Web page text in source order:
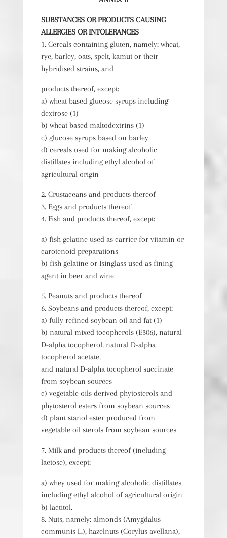
SUBSTANCES OR PRODUCTS CAUSING
ALLERGIES OR INTOLERANCES
1. Cereals containing gluten, namely: wheat,
rye, barley, oats, spelt, kamut or their
hybridised strains, and
products thereof, except:
a) wheat based glucose syrups including
dextrose (1)
b) wheat based maltodextrins (1)
c) glucose syrups based on barley
d) cereals used for making alcoholic
distillates including ethyl alcohol of
agricultural origin
2. Crustaceans and products thereof
3. Eggs and products thereof
4. Fish and products thereof, except:
a) fish gelatine used as carrier for vitamin or
carotenoid preparations
b) fish gelatine or Isinglass used as fining
agent in beer and wine
5. Peanuts and products thereof
6. Soybeans and products thereof, except:
a) fully refined soybean oil and fat (1)
b) natural mixed tocopherols (E306), natural
D-alpha tocopherol, natural D-alpha
tocopherol acetate,
and natural D-alpha tocopherol succinate
from soybean sources
c) vegetable oils derived phytosterols and
phytosterol esters from soybean sources
d) plant stanol ester produced from
vegetable oil sterols from soybean sources
7. Milk and products thereof (including
lactose), except:
a) whey used for making alcoholic distillates
including ethyl alcohol of agricultural origin
b) lactitol.
8. Nuts, namely: almonds (Amygdalus
communis L.), hazelnuts (Corylus avellana),